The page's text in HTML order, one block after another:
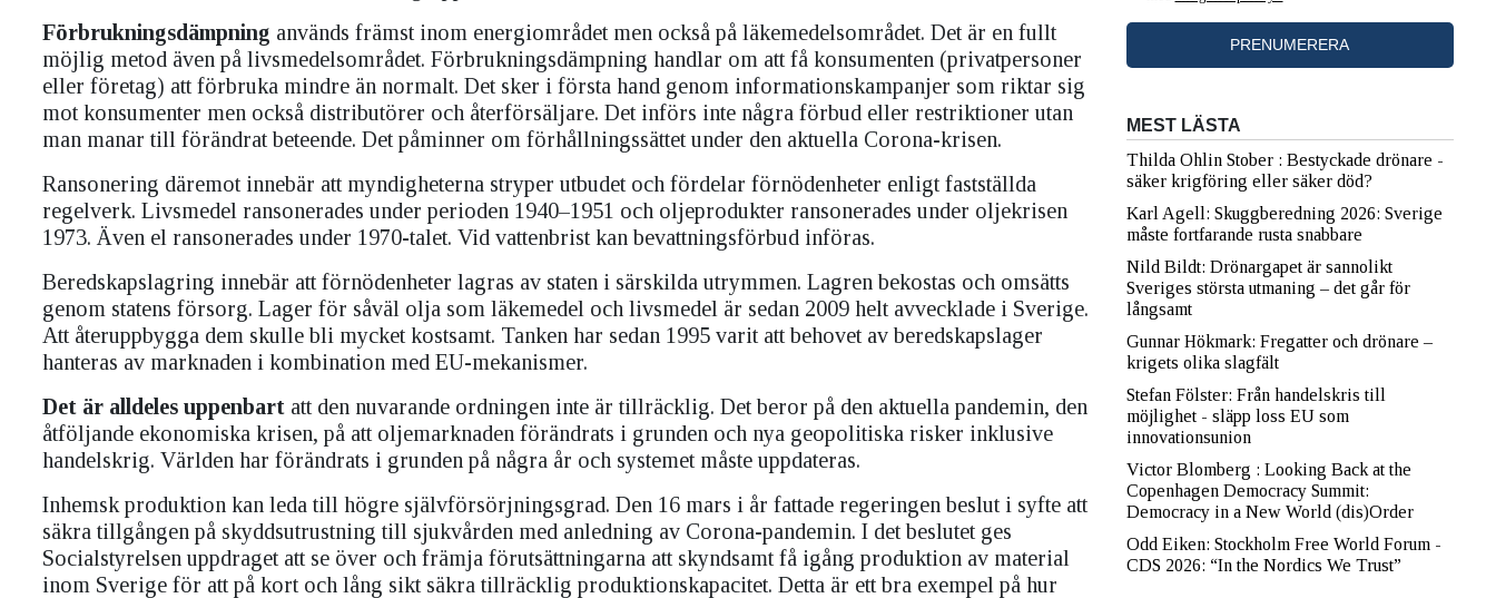
Förbrukningsdämpning används främst inom energiområdet men också på läkemedelsområdet. Det är en fullt
möjlig metod även på livsmedelsområdet. Förbrukningsdämpning handlar om att få konsumenten (privatpersoner
eller företag) att förbruka mindre än normalt. Det sker i första hand genom informationskampanjer som riktar sig
mot konsumenter men också distributörer och återförsäljare. Det införs inte några förbud eller restriktioner utan
man manar till förändrat beteende. Det påminner om förhållningssättet under den aktuella Corona-krisen.
Ransonering däremot innebär att myndigheterna stryper utbudet och fördelar förnödenheter enligt fastställda
regelverk. Livsmedel ransonerades under perioden 1940–1951 och oljeprodukter ransonerades under oljekrisen
1973. Även el ransonerades under 1970-talet. Vid vattenbrist kan bevattningsförbud införas.
Beredskapslagring innebär att förnödenheter lagras av staten i särskilda utrymmen. Lagren bekostas och omsätts
genom statens försorg. Lager för såväl olja som läkemedel och livsmedel är sedan 2009 helt avvecklade i Sverige.
Att återuppbygga dem skulle bli mycket kostsamt. Tanken har sedan 1995 varit att behovet av beredskapslager
hanteras av marknaden i kombination med EU-mekanismer.
Det är alldeles uppenbart att den nuvarande ordningen inte är tillräcklig. Det beror på den aktuella pandemin, den
åtföljande ekonomiska krisen, på att oljemarknaden förändrats i grunden och nya geopolitiska risker inklusive
handelskrig. Världen har förändrats i grunden på några år och systemet måste uppdateras.
Inhemsk produktion kan leda till högre självförsörjningsgrad. Den 16 mars i år fattade regeringen beslut i syfte att
säkra tillgången på skyddsutrustning till sjukvården med anledning av Corona-pandemin. I det beslutet ges
Socialstyrelsen uppdraget att se över och främja förutsättningarna att skyndsamt få igång produktion av material
inom Sverige för att på kort och lång sikt säkra tillräcklig produktionskapacitet. Detta är ett bra exempel på hur
MEST LÄSTA
Thilda Ohlin Stober : Bestyckade drönare -
säker krigföring eller säker död?
Karl Agell: Skuggberedning 2026: Sverige
måste fortfarande rusta snabbare
Nild Bildt: Drönargapet är sannolikt
Sveriges största utmaning – det går för
långsamt
Gunnar Hökmark: Fregatter och drönare –
krigets olika slagfält
Stefan Fölster: Från handelskris till
möjlighet - släpp loss EU som
innovationsunion
Victor Blomberg : Looking Back at the
Copenhagen Democracy Summit:
Democracy in a New World (dis)Order
Odd Eiken: Stockholm Free World Forum -
CDS 2026: “In the Nordics We Trust”